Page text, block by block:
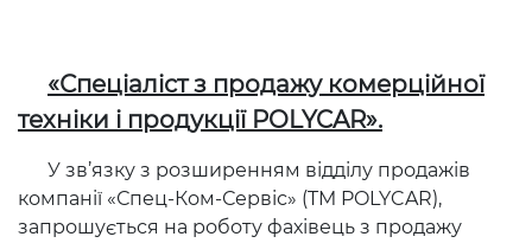
«Спеціаліст з продажу комерційної
техніки і продукції POLYCAR».
У зв’язку з розширенням відділу продажів
компанії «Спец-Ком-Сервіс» (TM POLYCAR),
запрошується на роботу фахівець з продажу